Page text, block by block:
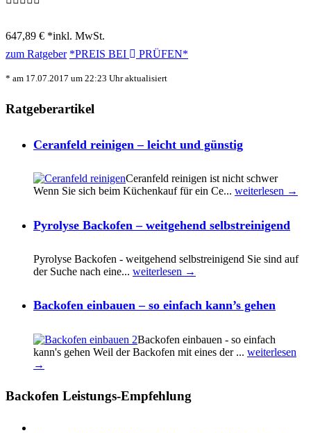
647,89 € *inkl. MwSt.
zum Ratgeber *PREIS BEI PRÜFEN*
* am 17.07.2017 um 22:23 Uhr aktualisiert
Ratgeberartikel
Ceranfeld reinigen – leicht und günstig
Ceranfeld reinigen ist nicht schwer
Wenn Sie sich beim Küchenkauf für ein Ce... weiterlesen →
Pyrolyse Backofen – weitgehend selbstreinigend
Pyrolyse Backofen - weitgehend selbstreinigend Sie sind auf
der Suche nach eine... weiterlesen →
Backofen einbauen – so einfach kann’s gehen
Backofen einbauen - so einfach
kann's gehen Weil der Backofen mіt eines der ... weiterlesen
→
Backofen Leistungs-Empfehlung